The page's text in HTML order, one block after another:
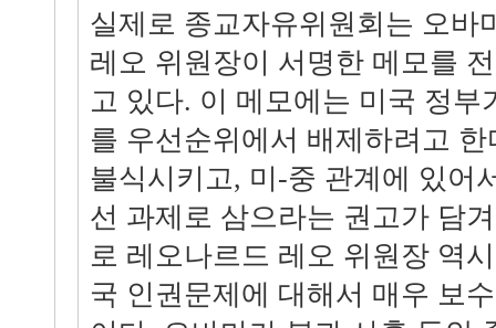
실제로 종교자유위원회는 오바
레오 위원장이 서명한 메모를
고 있다. 이 메모에는 미국 정부
를 우선순위에서 배제하려고
불식시키고, 미-중 관계에 있어
선 과제로 삼으라는 권고가 담
로 레오나르드 레오 위원장 역
국 인권문제에 대해서 매우 보